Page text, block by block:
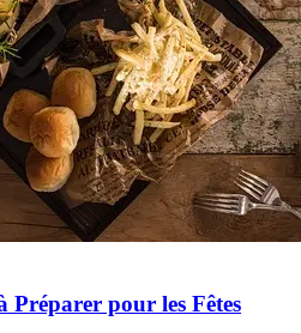
Préparer pour les Fêtes